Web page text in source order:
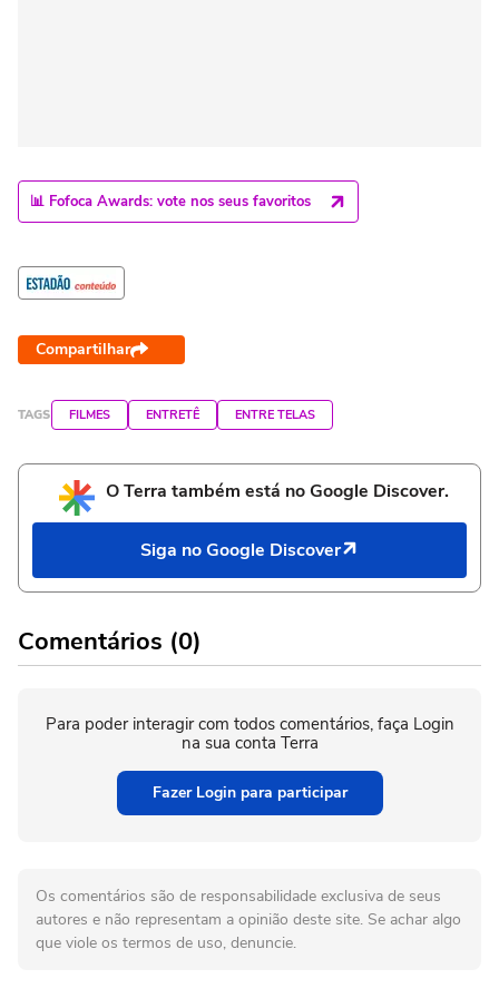
📊 Fofoca Awards: vote nos seus favoritos
Compartilhar
TAGS FILMES ENTRETÊ ENTRE TELAS
O Terra também está no Google Discover.
Siga no Google Discover
Comentários (0)
Para poder interagir com todos comentários, faça Login
na sua conta Terra
Fazer Login para participar
Os comentários são de responsabilidade exclusiva de seus
autores e não representam a opinião deste site. Se achar algo
que viole os termos de uso, denuncie.